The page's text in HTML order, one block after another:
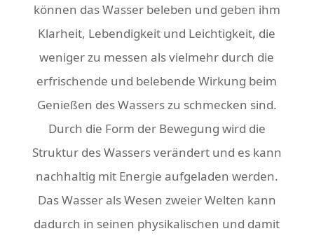
können das Wasser beleben und geben ihm
Klarheit, Lebendigkeit und Leichtigkeit, die
weniger zu messen als vielmehr durch die
erfrischende und belebende Wirkung beim
Genießen des Wassers zu schmecken sind.
Durch die Form der Bewegung wird die
Struktur des Wassers verändert und es kann
nachhaltig mit Energie aufgeladen werden.
Das Wasser als Wesen zweier Welten kann
dadurch in seinen physikalischen und damit